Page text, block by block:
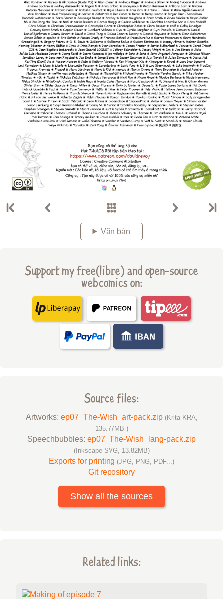
Văn bản
Support my free(libre) and open-source
webcomics on:
Source files:
Artworks: ep07_The-Wish_art-pack.zip (Krita KRA,
135.77MB )
Speechbubbles: ep07_The-Wish_lang-pack.zip
(Inkscape SVG, 13.82MB)
Exports for printing (JPG, PNG, PDF...)
Git repository
Show all the sources
Related links: